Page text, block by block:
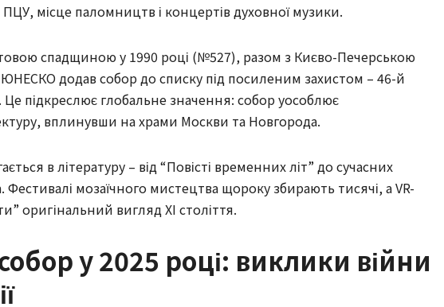
місце паломництв і концертів духовної музики.
спадщиною у 1990 році (№527), разом з Києво-Печерською
додав собор до списку під посиленим захистом – 46-й
Це підкреслює глобальне значення: собор уособлює
вплинувши на храми Москви та Новгорода.
в літературу – від “Повісті временних літ” до сучасних
мозаїчного мистецтва щороку збирають тисячі, а VR-
оригінальний вигляд XI століття.
у 2025 році: виклики війни